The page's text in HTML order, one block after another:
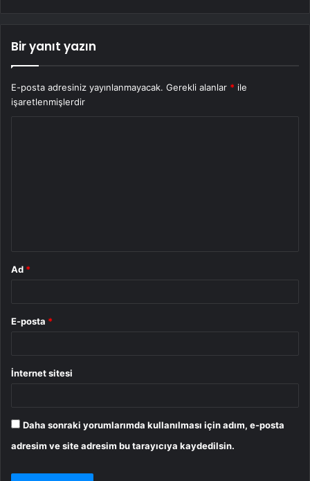
Bir yanıt yazın
E-posta adresiniz yayınlanmayacak. Gerekli alanlar * ile
işaretlenmişlerdir
Ad *
E-posta *
İnternet sitesi
Daha sonraki yorumlarımda kullanılması için adım, e-posta
adresim ve site adresim bu tarayıcıya kaydedilsin.